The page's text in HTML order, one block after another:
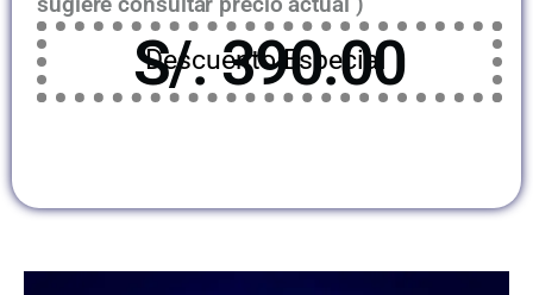
Descuento Especial
S/. 390.00